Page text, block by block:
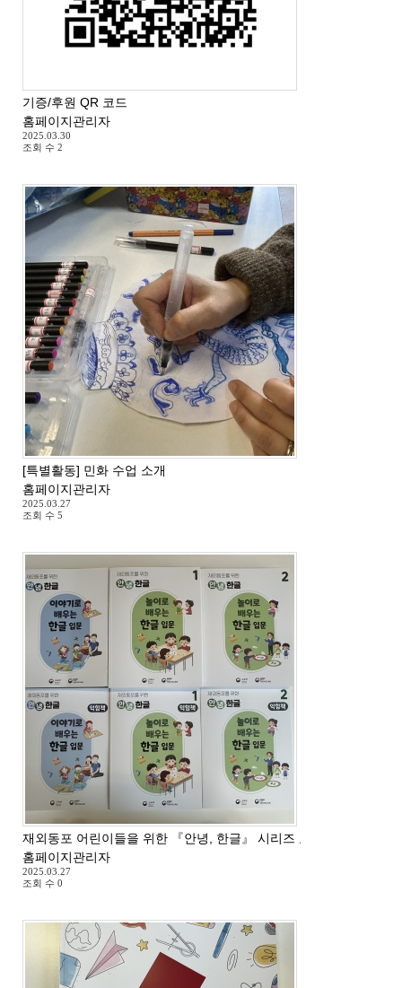
기증/후원 QR 코드
홈페이지관리자
2025.03.30
조회 수 2
[특별활동] 민화 수업 소개
홈페이지관리자
2025.03.27
조회 수 5
재외동포 어린이들을 위한 『안녕, 한글』 시리즈 교재 도착
홈페이지관리자
2025.03.27
조회 수 0